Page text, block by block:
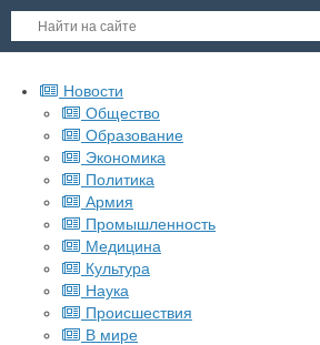
Новости
Общество
Образование
Экономика
Политика
Армия
Промышленность
Медицина
Культура
Наука
Происшествия
В мире